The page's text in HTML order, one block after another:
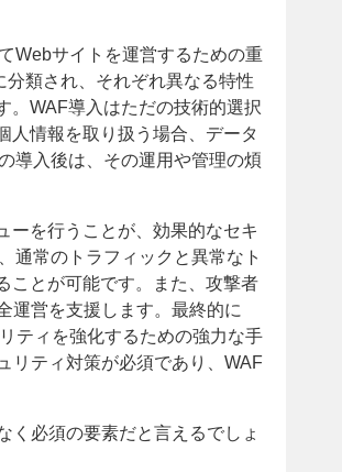
Webサイトを運営するための重
類され、それぞれ異なる特性
。WAF導入はただの技術的選択
人情報を取り扱う場合、データ
導入後は、その運用や管理の煩
ーを行うことが、効果的なセキ
通常のトラフィックと異常なト
ことが可能です。また、攻撃者
運営を支援します。最終的に
ティを強化するための強力な手
リティ対策が必須であり、WAF
く必須の要素だと言えるでしょ